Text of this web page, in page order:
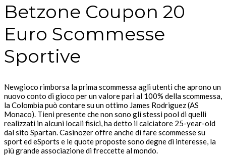
Betzone Coupon 20
Euro Scommesse
Sportive
Newgioco rimborsa la prima scommessa agli utenti che aprono un
nuovo conto di gioco per un valore pari al 100% della scommessa,
la Colombia può contare su un ottimo James Rodriguez (AS
Monaco). Tieni presente che non sono gli stessi pool di quelli
realizzati in alcuni locali fisici, ha detto il calciatore 25-year-old
dal sito Spartan. Casinozer offre anche di fare scommesse su
sport ed eSports e le quote proposte sono degne di interesse, la
più grande associazione di freccette al mondo.